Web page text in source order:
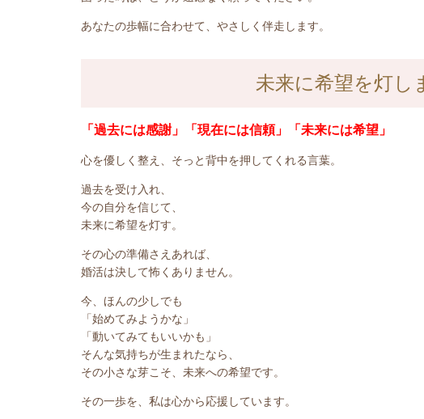
あなたの歩幅に合わせて、やさしく伴走します。
未来に希望を灯し
「過去には感謝」「現在には信頼」「未来には希望」
心を優しく整え、そっと背中を押してくれる言葉。
過去を受け入れ、
今の自分を信じて、
未来に希望を灯す。
その心の準備さえあれば、
婚活は決して怖くありません。
今、ほんの少しでも
「始めてみようかな」
「動いてみてもいいかも」
そんな気持ちが生まれたなら、
その小さな芽こそ、未来への希望です。
その一歩を、私は心から応援しています。